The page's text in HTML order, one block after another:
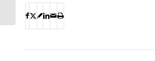
tout feu tout flammes